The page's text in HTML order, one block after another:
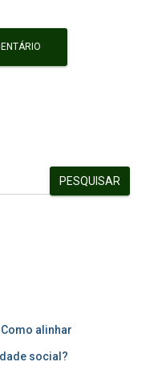
PESQUISAR
alinhar
social?